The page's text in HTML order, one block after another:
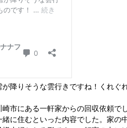
降りそうな雲行きですね！くれぐ
市にある一軒家からの回収依頼でし
に住むといった内容でした。家の